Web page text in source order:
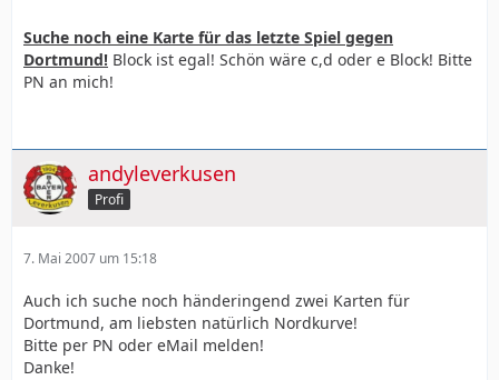
Suche noch eine Karte für das letzte Spiel gegen
Dortmund! Block ist egal! Schön wäre c,d oder e Block! Bitte
PN an mich!
andyleverkusen
Profi
7. Mai 2007 um 15:18
Auch ich suche noch händeringend zwei Karten für
Dortmund, am liebsten natürlich Nordkurve!
Bitte per PN oder eMail melden!
Danke!